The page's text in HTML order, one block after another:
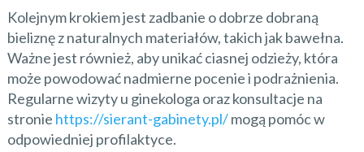
Kolejnym krokiem jest zadbanie o dobrze dobraną
bieliznę z naturalnych materiałów, takich jak bawełna.
Ważne jest również, aby unikać ciasnej odzieży, która
może powodować nadmierne pocenie i podrażnienia.
Regularne wizyty u ginekologa oraz konsultacje na
stronie https://sierant-gabinety.pl/mogą pomóc w
odpowiedniej profilaktyce.